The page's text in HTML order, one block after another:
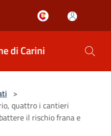
di Carini
>
quattro i cantieri
il rischio frana e